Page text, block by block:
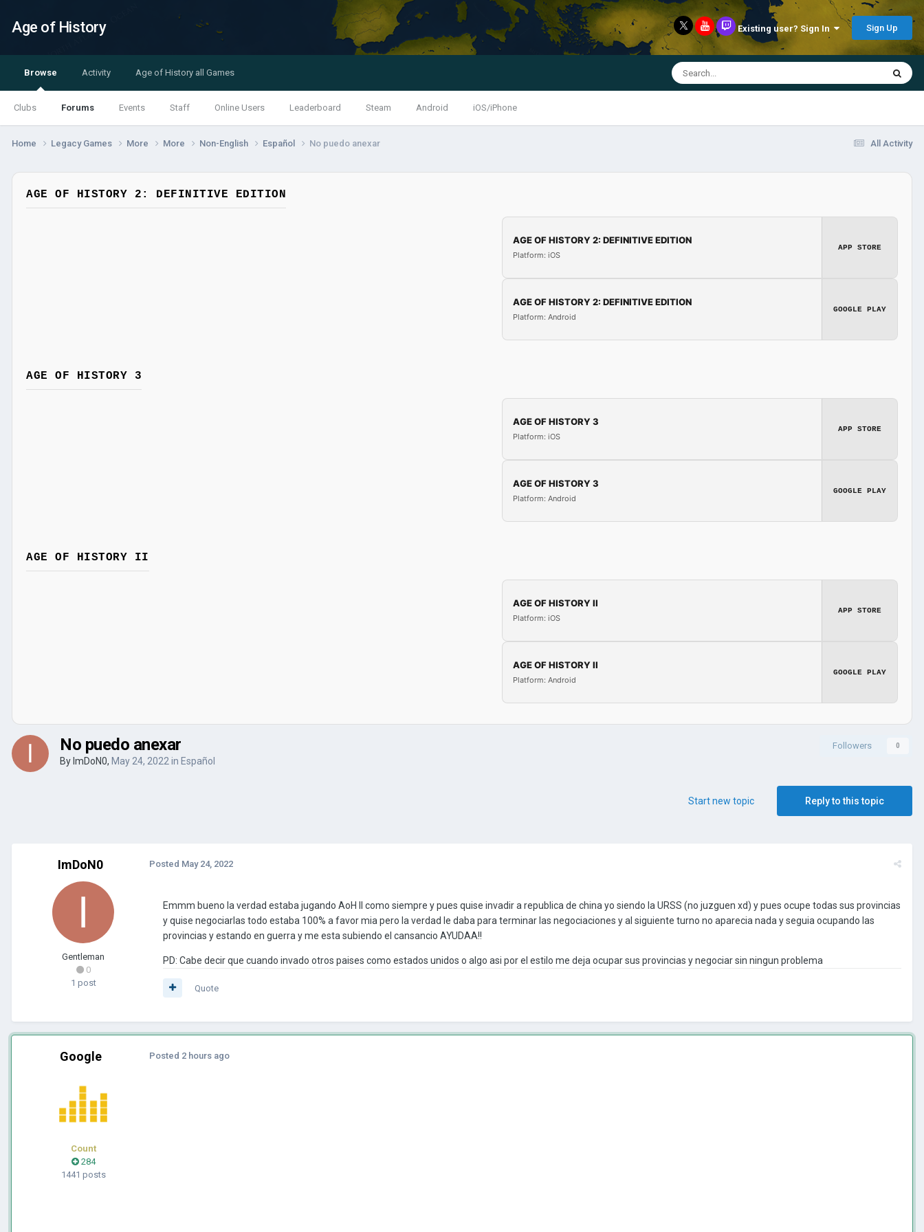
Age of History Existing user? Sign In Sign Up
Browse
Clubs Forums Events Staff Online Users Leaderboard Steam Android iOS/iPhone
Activity Age of History all Games
All Activity
Home Legacy Games More More Non-English Español No puedo anexar
AGE OF HISTORY 2: DEFINITIVE EDITION
AGE OF HISTORY 2: DEFINITIVE EDITION
Platform: iOS
APP STORE
AGE OF HISTORY 2: DEFINITIVE EDITION
Platform: Android
GOOGLE PLAY
AGE OF HISTORY 3
AGE OF HISTORY 3
Platform: iOS
APP STORE
AGE OF HISTORY 3
Platform: Android
GOOGLE PLAY
AGE OF HISTORY II
AGE OF HISTORY II
Platform: iOS
APP STORE
AGE OF HISTORY II
Platform: Android
GOOGLE PLAY
Followers 0
No puedo anexar
By ImDoN0, May 24, 2022 in Español
Reply to this topic
Start new topic
ImDoN0
Gentleman
0
1 post
Posted May 24, 2022
Emmm bueno la verdad estaba jugando AoH II como siempre y pues quise invadir a republica de china yo siendo la URSS (no juzguen xd) y pues ocupe todas sus provincias
y quise negociarlas todo estaba 100% a favor mia pero la verdad le daba para terminar las negociaciones y al siguiente turno no aparecia nada y seguia ocupando las
provincias y estando en guerra y me esta subiendo el cansancio AYUDAA!!
PD: Cabe decir que cuando invado otros paises como estados unidos o algo asi por el estilo me deja ocupar sus provincias y negociar sin ningun problema
Quote
Google
Count
284
1441 posts
Posted 2 hours ago